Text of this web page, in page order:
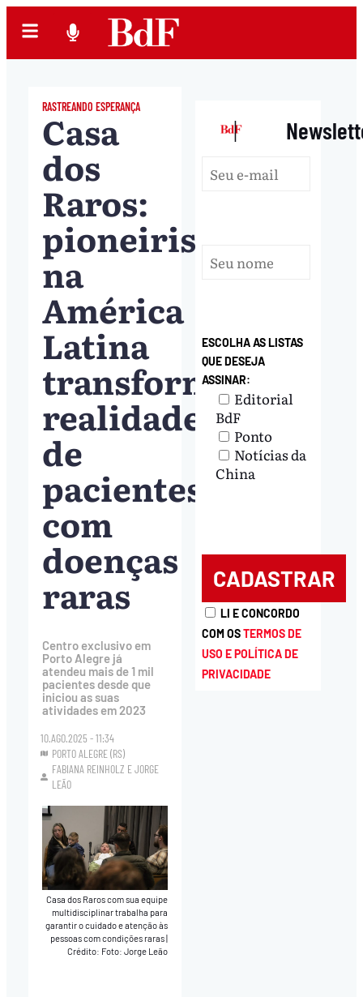
RASTREANDO ESPERANÇA
Casa
dos
Raros:
pioneirismo
na
América
Latina
transforma
realidade
de
pacientes
com
doenças
raras
Centro exclusivo em
Porto Alegre já
atendeu mais de 1 mil
pacientes desde que
iniciou as suas
atividades em 2023
10.AGO.2025 - 11:34
PORTO ALEGRE (RS)
FABIANA REINHOLZ EJORGE
LEÃO
Casa dos Raros com sua equipe
multidisciplinar trabalha para
garantir o cuidado e atenção às
pessoas com condições raras|
Crédito: Foto: Jorge Leão
|
ESCOLHA AS LISTAS
QUE DESEJA
ASSINAR:
Editorial
BdF
Ponto
Notícias da
China
LI E CONCORDO
COM OSTERMOS DE
USO E POLÍTICA DE
PRIVACIDADE